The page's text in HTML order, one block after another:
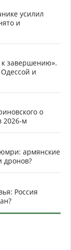
усилил
и
завершению».
и
о
2026-м
армянские
дронов?
Россия